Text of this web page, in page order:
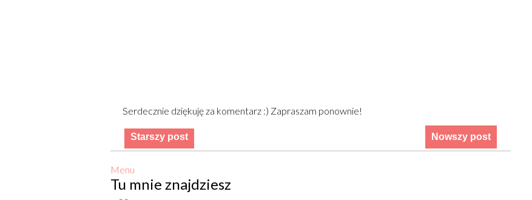
Serdecznie dziękuję za komentarz :) Zapraszam ponownie!
Nowszy post
Starszy post
Menu
Tu mnie znajdziesz